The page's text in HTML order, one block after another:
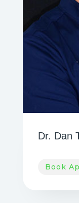
Dr. Dan
Book